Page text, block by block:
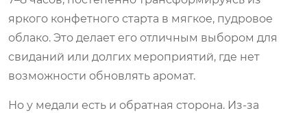
яркого конфетного старта в мягкое, пудровое
облако. Это делает его отличным выбором для
свиданий или долгих мероприятий, где нет
возможности обновлять аромат.
Но у медали есть и обратная сторона. Из-за